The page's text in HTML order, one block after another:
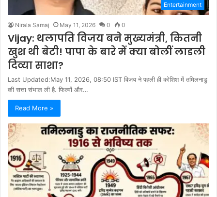
Entertainment
Nirala Samaj May 11, 2026 0 0
Vijay: थलापति विजय बने मुख्यमंत्री, कितनी
खुश थी बेटी! पापा के बारे में क्या बोलीं लाडली
दिव्या साशा?
Last Updated:May 11, 2026, 08:50 IST विजय ने पहली ही कोशिश में तमिलनाडु
की सत्ता संभाल ली है. फिल्मों और…
Read More »